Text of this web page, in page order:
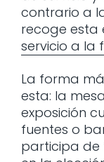
contrario a
recoge esta
servicio a la
La forma
esta: la
exposición
fuentes o
participa de